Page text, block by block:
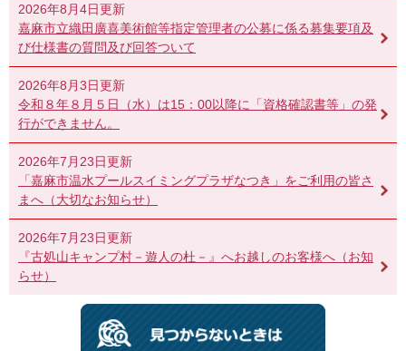
2026年8月4日更新
嘉麻市立織田廣喜美術館等指定管理者の公募に係る募集要項及
び仕様書の質問及び回答ついて
2026年8月3日更新
令和８年８月５日（水）は15：00以降に「資格確認書等」の発
行ができません。
2026年7月23日更新
「嘉麻市温水プールスイミングプラザなつき」をご利用の皆さ
まへ（大切なお知らせ）
2026年7月23日更新
『古処山キャンプ村－遊人の杜－』へお越しのお客様へ（お知
らせ）